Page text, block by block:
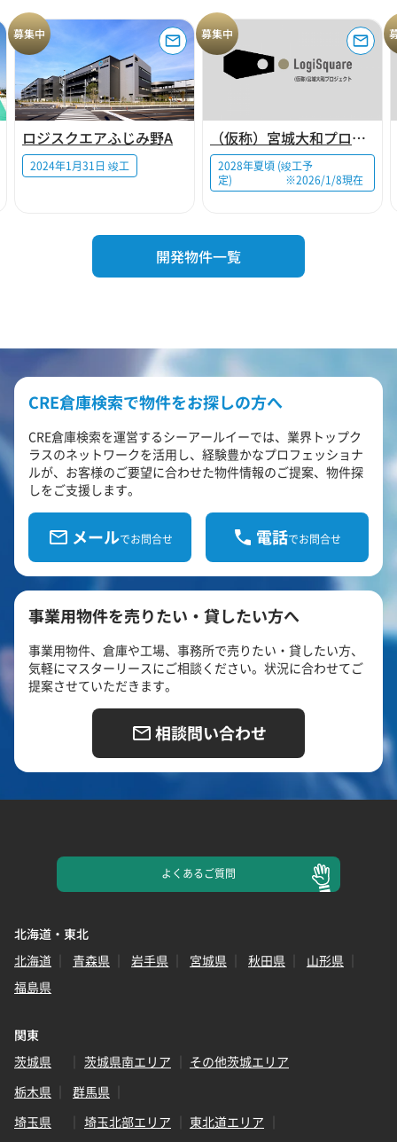
募集中
ロジスクエアふじみ野A
2024年1月31日 竣工
募集中
（仮称）宮城大和プロジェクト
2028年夏頃 (竣工予
定) ※2026/1/8現在
開発物件一覧
CRE倉庫検索で物件をお探しの方へ
CRE倉庫検索を運営するシーアールイーでは、業界トップク
ラスのネットワークを活用し、経験豊かなプロフェッショナ
ルが、お客様のご要望に合わせた物件情報のご提案、物件探
しをご支援します。
メールでお問合せ 電話でお問合せ
事業用物件を売りたい・貸したい方へ
事業用物件、倉庫や工場、事務所で売りたい・貸したい方、
気軽にマスターリースにご相談ください。状況に合わせてご
提案させていただきます。
相談問い合わせ
よくあるご質問
北海道・東北
北海道
青森県 岩手県 宮城県 秋田県
山形県
福島県
関東
茨城県
茨城県南エリア
その他茨城エリア
栃木県
群馬県
埼玉県
埼玉北部エリア
東北道エリア